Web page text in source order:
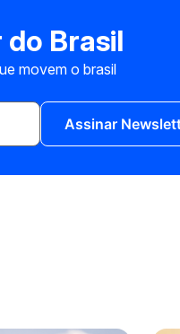
do Brasil
movem o brasil
Assinar